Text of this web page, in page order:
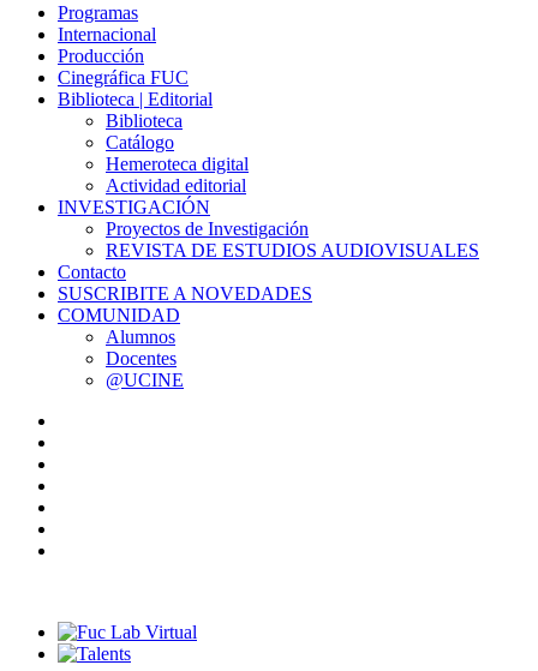
Programas
Internacional
Producción
Cinegráfica FUC
Biblioteca | Editorial
Biblioteca
Catálogo
Hemeroteca digital
Actividad editorial
INVESTIGACIÓN
Proyectos de Investigación
REVISTA DE ESTUDIOS AUDIOVISUALES
Contacto
SUSCRIBITE A NOVEDADES
COMUNIDAD
Alumnos
Docentes
@UCINE